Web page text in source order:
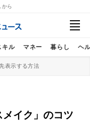
ら
キル マネー 暮らし ヘ
表示する方法
イク」のコツ